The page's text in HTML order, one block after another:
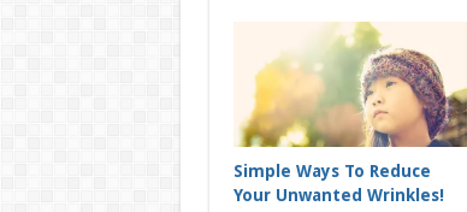
Used Car Dealer Sales
Tricks Exposed